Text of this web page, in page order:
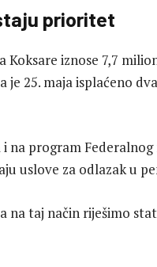
prioritet
iznose 7,7
je 25. maja isplaćeno
na program
uslove za odlazak u
na taj način riješimo